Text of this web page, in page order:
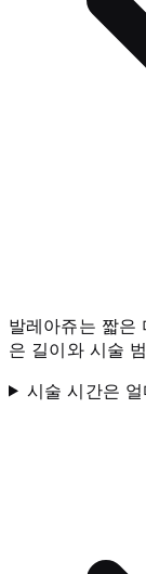
발레아쥬는 짧은
은 길이와 시술
시술 시간은